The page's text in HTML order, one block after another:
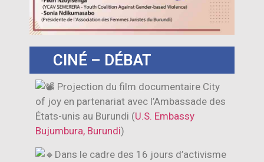
CINÉ – DÉBAT
Projection du film documentaire City
of joy en partenariat avec l’Ambassade des
États-unis au Burundi (U.S. Embassy
Bujumbura, Burundi)
Dans le cadre des 16 jours d’activisme